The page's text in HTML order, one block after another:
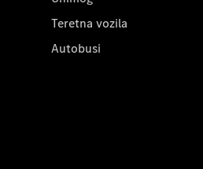
Teretna vozila
Autobusi